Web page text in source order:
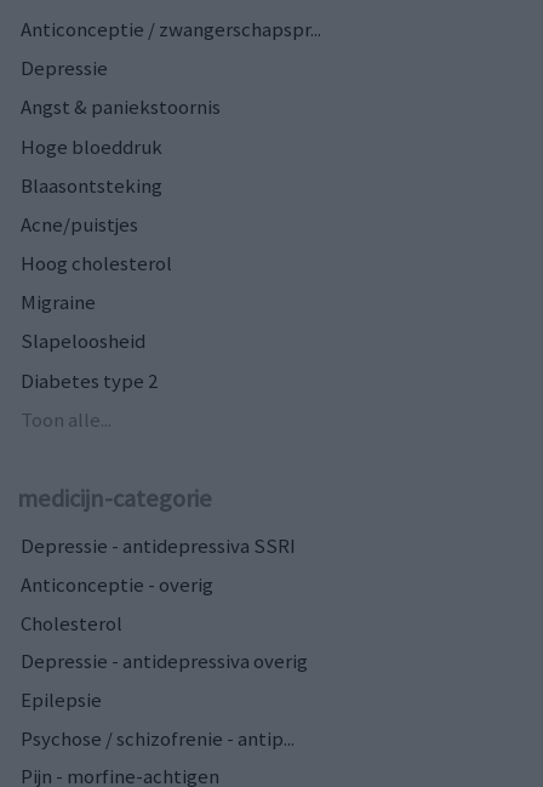
Anticonceptie / zwangerschapspr...
Depressie
Angst & paniekstoornis
Hoge bloeddruk
Blaasontsteking
Acne/puistjes
Hoog cholesterol
Migraine
Slapeloosheid
Diabetes type 2
Toon alle...
medicijn-categorie
Depressie - antidepressiva SSRI
Anticonceptie - overig
Cholesterol
Depressie - antidepressiva overig
Epilepsie
Psychose / schizofrenie - antip...
Pijn - morfine-achtigen